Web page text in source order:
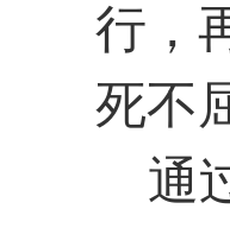
行，
死不
通